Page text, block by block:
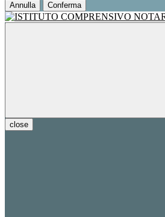
Annulla Conferma
close